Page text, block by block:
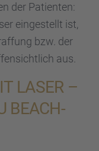
der Patien­ten:
einge­stellt ist,
bzw. der
aus.
LASER –
BEACH­